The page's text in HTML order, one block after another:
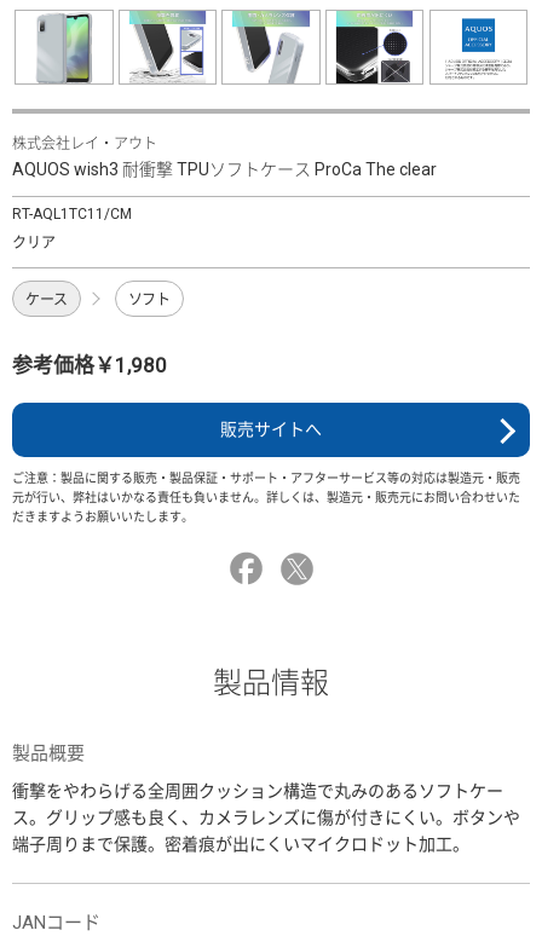
株式会社レイ・アウト
AQUOS wish3 耐衝撃 TPUソフトケース ProCa The clear
RT-AQL1TC11/CM
クリア
ケース ソフト
参考価格￥1,980
販売サイトへ
ご注意：製品に関する販売・製品保証・サポート・アフターサービス等の対応は製造元・販売
元が行い、弊社はいかなる責任も負いません。詳しくは、製造元・販売元にお問い合わせいた
だきますようお願いいたします。
製品情報
製品概要
衝撃をやわらげる全周囲クッション構造で丸みのあるソフトケー
ス。グリップ感も良く、カメラレンズに傷が付きにくい。ボタンや
端子周りまで保護。密着痕が出にくいマイクロドット加工。
JANコード